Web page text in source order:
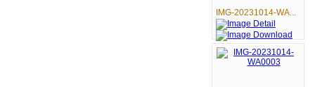
IMG-20231014-WA...